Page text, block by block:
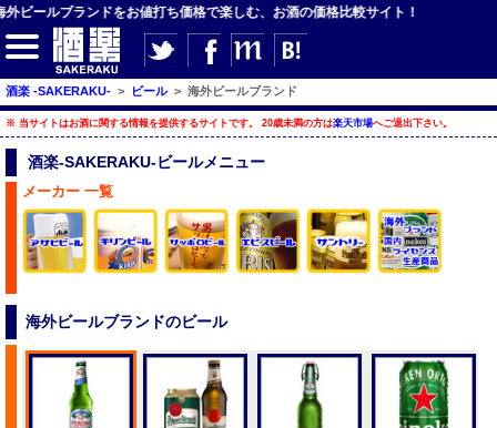
ールブランドをお値打ち価格で楽しむ、お酒の価格比較サイト！
【サイト内検索】
検索
【ジャンルメニュー】
ビール
チューハイ・カクテル
ハイボール・水割り
梅酒
酒楽 -SAKERAKU- > ビール > 海外ビールブランド
※ 当サイトはお酒に関する情報を提供するサイトです。 20歳未満の方は楽天市場へご退出下さい。
酒楽-SAKERAKU-ビールメニュー
メーカー 一覧
海外ビールブランドのビール